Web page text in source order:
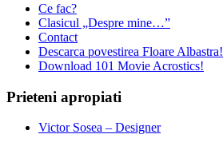
Ce fac?
Clasicul „Despre mine…”
Contact
Descarca povestirea Floare Albastra!
Download 101 Movie Acrostics!
Prieteni apropiati
Victor Sosea – Designer